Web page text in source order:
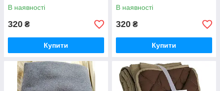
В наявності
320 ₴
Купити
В наявності
320 ₴
Купити